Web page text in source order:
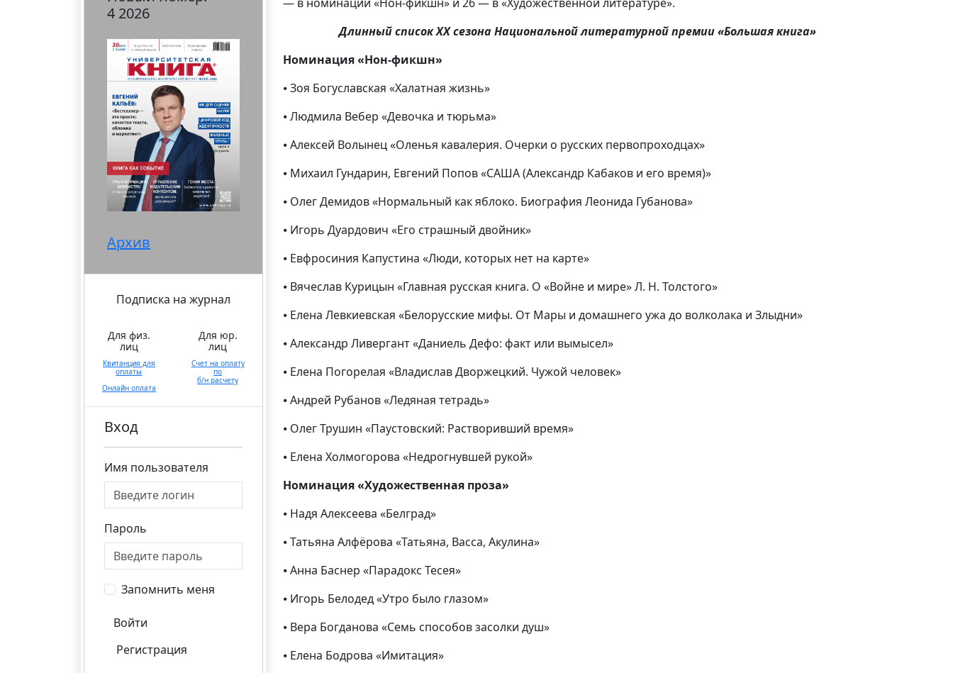
4 2026
Архив
Подписка на журнал
Для физ.
лиц
Квитанция для
оплаты
Онлайн оплата
Для юр.
лиц
Счет на оплату
по
б/н расчету
Вход
Имя пользователя
Пароль
Запомнить меня
Войти
Регистрация
— в номинации «Нон-фикшн» и 26 — в «Художественной литературе».
Длинный список XX сезона Национальной литературной премии «Большая книга»
Номинация «Нон-фикшн»
⦁ Зоя Богуславская «Халатная жизнь»
⦁ Людмила Вебер «Девочка и тюрьма»
⦁ Алексей Волынец «Оленья кавалерия. Очерки о русских первопроходцах»
⦁ Михаил Гундарин, Евгений Попов «САША (Александр Кабаков и его время)»
⦁ Олег Демидов «Нормальный как яблоко. Биография Леонида Губанова»
⦁ Игорь Дуардович «Его страшный двойник»
⦁ Евфросиния Капустина «Люди, которых нет на карте»
⦁ Вячеслав Курицын «Главная русская книга. О «Войне и мире» Л. Н. Толстого»
⦁ Елена Левкиевская «Белорусские мифы. От Мары и домашнего ужа до волколака и Злыдни»
⦁ Александр Ливергант «Даниель Дефо: факт или вымысел»
⦁ Елена Погорелая «Владислав Дворжецкий. Чужой человек»
⦁ Андрей Рубанов «Ледяная тетрадь»
⦁ Олег Трушин «Паустовский: Растворивший время»
⦁ Елена Холмогорова «Недрогнувшей рукой»
Номинация «Художественная проза»
⦁ Надя Алексеева «Белград»
⦁ Татьяна Алфёрова «Татьяна, Васса, Акулина»
⦁ Анна Баснер «Парадокс Тесея»
⦁ Игорь Белодед «Утро было глазом»
⦁ Вера Богданова «Семь способов засолки душ»
⦁ Елена Бодрова «Имитация»